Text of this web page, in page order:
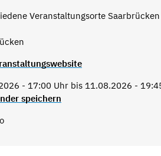
Veranstaltungsorte Saarbrücken
- 17:00 Uhr bis 11.08.2026 -
speichern